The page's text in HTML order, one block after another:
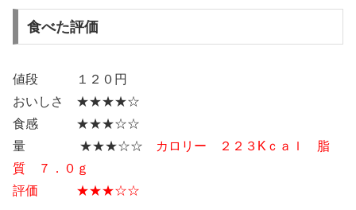
食べた評価
値段 １２０円
おいしさ ★★★★☆
食感 ★★★☆☆
量 ★★★☆☆
カロリー ２２３Kｃａｌ 脂
質 ７．０ｇ
評価 ★★★☆☆